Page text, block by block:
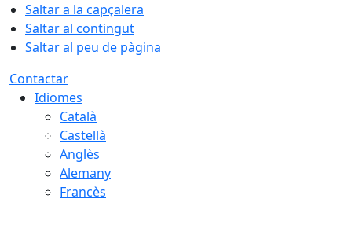
Saltar a la capçalera
Saltar al contingut
Saltar al peu de pàgina
Contactar
Idiomes
Català
Castellà
Anglès
Alemany
Francès